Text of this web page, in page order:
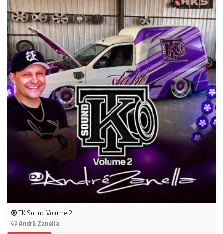
TK Sound Volume 2
André Zanella